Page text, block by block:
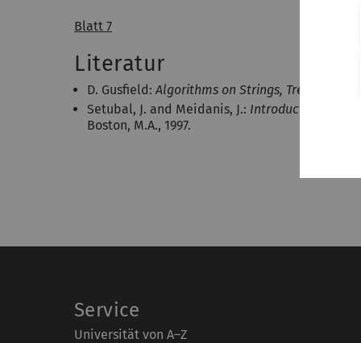
Blatt 7
Literatur
D. Gusfield:Algorithms on Strings, Trees, and
Setubal, J. and Meidanis, J.: Introduction to
Boston, M.A., 1997.
Service
Universität von A–Z